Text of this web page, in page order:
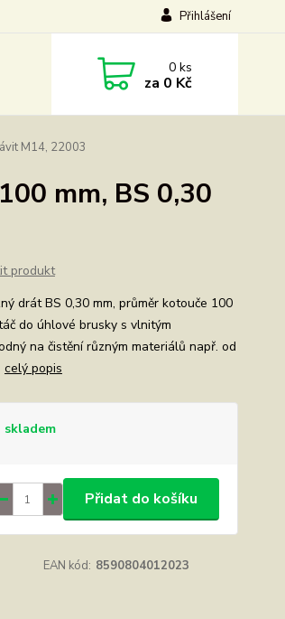
Přihlášení
0ks
za 0 Kč
M14, 22003
mm, BS 0,30
produkt
drát BS 0,30 mm, průměr kotouče 100
do úhlové brusky s vlnitým
na čistění různým materiálů např. od
celý popis
skladem
Přidat do košíku
EAN kód: 8590804012023